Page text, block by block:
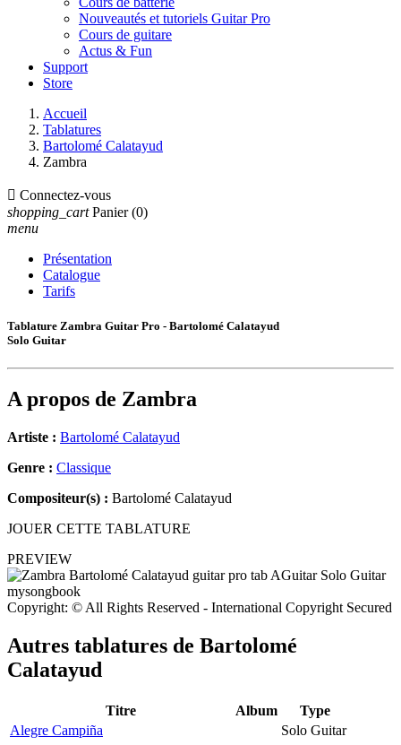
Nouveautés et tutoriels Guitar Pro
Cours de guitare
Actus & Fun
Support
Store
Accueil
Tablatures
Bartolomé Calatayud
Zambra
 Connectez-vous
shopping_cart Panier (0)
menu
Présentation
Catalogue
Tarifs
Tablature Zambra Guitar Pro - Bartolomé Calatayud
Solo Guitar
A propos de Zambra
Artiste : Bartolomé Calatayud
Genre : Classique
Compositeur(s) : Bartolomé Calatayud
JOUER CETTE TABLATURE
PREVIEW
Copyright: © All Rights Reserved - International Copyright Secured
Autres tablatures de Bartolomé
Calatayud
Titre Album
Type
Alegre Campiña
Solo Guitar